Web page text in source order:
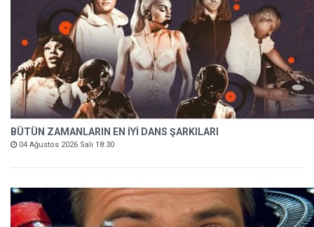
BÜTÜN ZAMANLARIN EN İYİ DANS ŞARKILARI
04 Ağustos 2026 Salı 18:30